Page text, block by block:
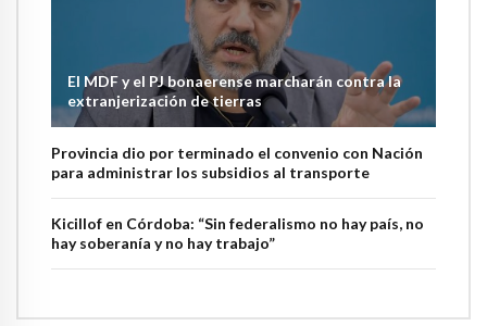
El MDF y el PJ bonaerense marcharán contra la
extranjerización de tierras
Provincia dio por terminado el convenio con Nación
para administrar los subsidios al transporte
Kicillof en Córdoba: “Sin federalismo no hay país, no
hay soberanía y no hay trabajo”